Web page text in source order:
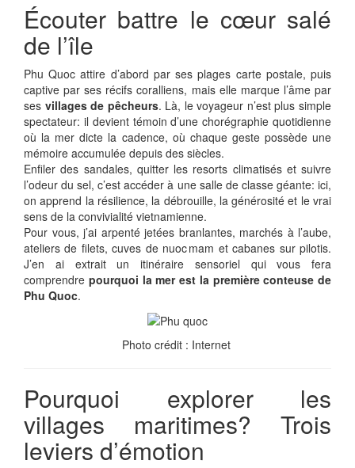
Écouter battre le cœur salé
de l’île
Phu Quoc attire d’abord par ses plages carte postale, puis
captive par ses récifs coralliens, mais elle marque l’âme par
ses villages de pêcheurs. Là, le voyageur n’est plus simple
spectateur: il devient témoin d’une chorégraphie quotidienne
où la mer dicte la cadence, où chaque geste possède une
mémoire accumulée depuis des siècles.
Enfiler des sandales, quitter les resorts climatisés et suivre
l’odeur du sel, c’est accéder à une salle de classe géante: ici,
on apprend la résilience, la débrouille, la générosité et le vrai
sens de la convivialité vietnamienne.
Pour vous, j’ai arpenté jetées branlantes, marchés à l’aube,
ateliers de filets, cuves de nuoc mam et cabanes sur pilotis.
J’en ai extrait un itinéraire sensoriel qui vous fera
comprendre pourquoi la mer est la première conteuse de
Phu Quoc.
Photo crédit : Internet
Pourquoi explorer les
villages maritimes? Trois
leviers d’émotion